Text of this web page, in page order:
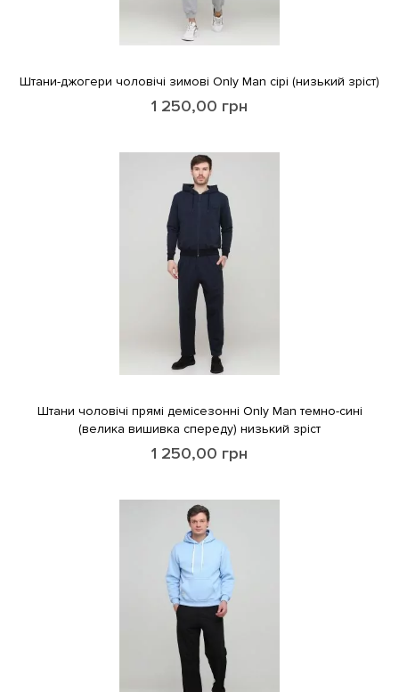
Штани-джогери чоловічі зимові Only Man сірі (низький зріст)
1 250,00 грн
Штани чоловічі прямі демісезонні Only Man темно-сині
(велика вишивка спереду) низький зріст
1 250,00 грн